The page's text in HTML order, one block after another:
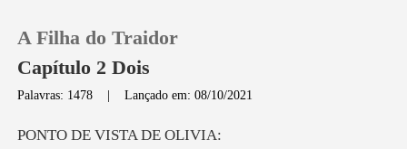
A Filha do Traidor
Capítulo 2 Dois
Palavras: 1478 |Lançado em: 08/10/2021
VISTA D